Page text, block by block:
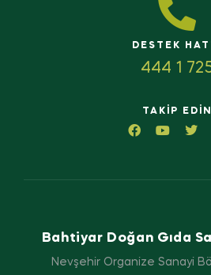
DESTEK
444 1
TAKIP EDIN
Bahtiyar Doğan Gıda
Nevşehir Organize Sanayi